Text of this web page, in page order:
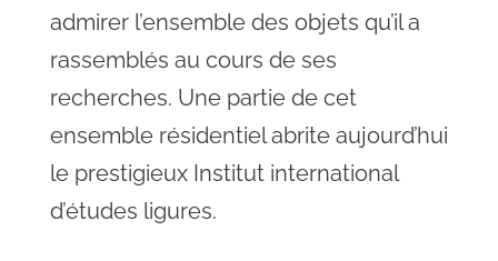
admirer l’ensemble des objets qu’il a
rassemblés au cours de ses
recherches. Une partie de cet
ensemble résidentiel abrite aujourd’hui
le prestigieux Institut international
d’études ligures.